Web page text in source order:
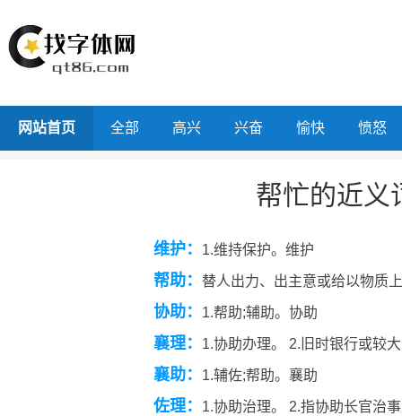
网站首页 全部 高兴 兴奋 愉快 愤怒
帮忙的近义
维护： 1.维持保护。维护
帮助： 替人出力、出主意或给以物质
协助： 1.帮助;辅助。协助
襄理： 1.协助办理。 2.旧时银行或较
襄助： 1.辅佐;帮助。襄助
佐理： 1.协助治理。 2.指协助长官治